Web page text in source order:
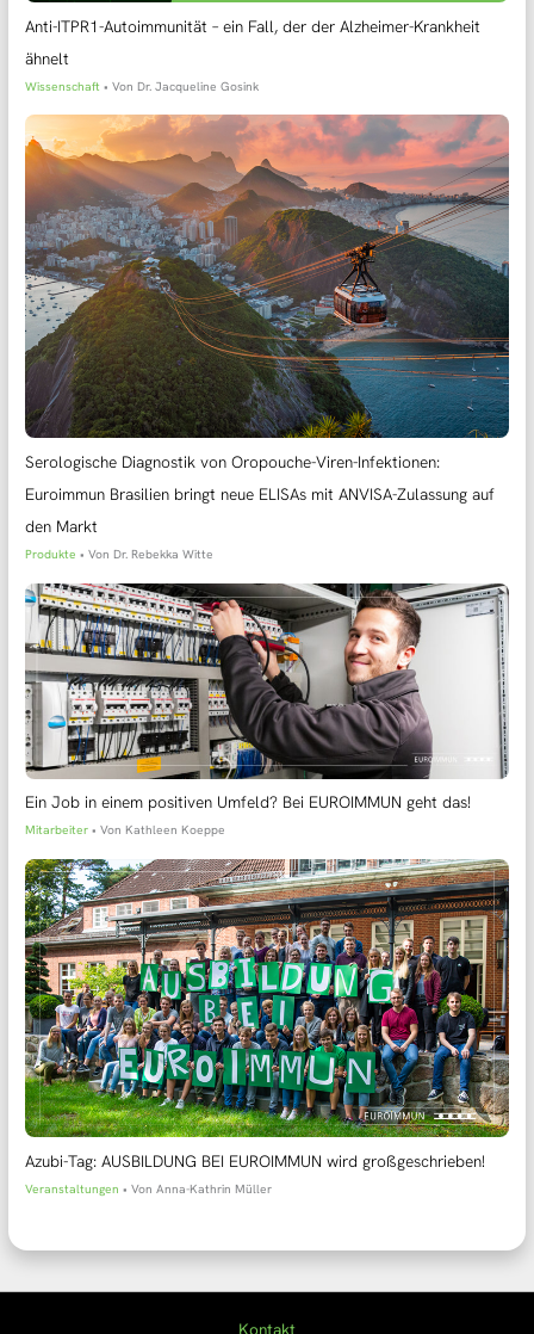
Anti-ITPR1-Autoimmunität – ein Fall, der der Alzheimer-Krankheit
ähnelt
Wissenschaft • VonDr. Jacqueline Gosink
Serologische Diagnostik von Oropouche-Viren-Infektionen:
Euroimmun Brasilien bringt neue ELISAs mit ANVISA-Zulassung auf
den Markt
Produkte • Von Dr. Rebekka Witte
Ein Job in einem positiven Umfeld? Bei EUROIMMUN geht das!
Mitarbeiter • Von Kathleen Koeppe
Azubi-Tag: AUSBILDUNG BEI EUROIMMUN wird großgeschrieben!
Veranstaltungen • VonAnna-Kathrin Müller
Kontakt